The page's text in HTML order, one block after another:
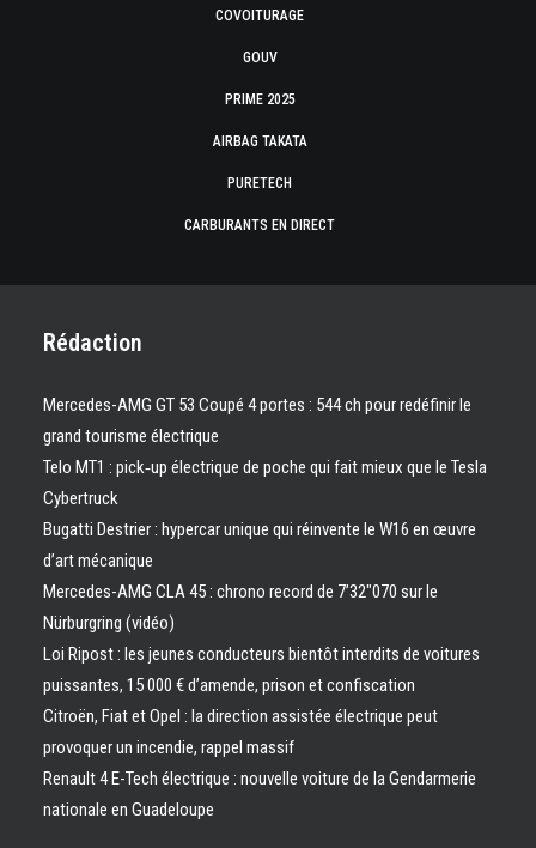
COVOITURAGE
GOUV
PRIME 2025
AIRBAG TAKATA
PURETECH
CARBURANTS EN DIRECT
Rédaction
Mercedes-AMG GT 53 Coupé 4 portes : 544 ch pour redéfinir le
grand tourisme électrique
Telo MT1 : pick‑up électrique de poche qui fait mieux que le Tesla
Cybertruck
Bugatti Destrier : hypercar unique qui réinvente le W16 en œuvre
d’art mécanique
Mercedes-AMG CLA 45 : chrono record de 7’32″070 sur le
Nürburgring (vidéo)
Loi Ripost : les jeunes conducteurs bientôt interdits de voitures
puissantes, 15 000 € d’amende, prison et confiscation
Citroën, Fiat et Opel : la direction assistée électrique peut
provoquer un incendie, rappel massif
Renault 4 E-Tech électrique : nouvelle voiture de la Gendarmerie
nationale en Guadeloupe